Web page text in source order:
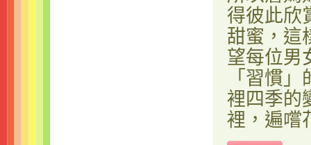
得彼此欣
甜蜜，這
望每位男
「習慣
裡四季的
裡，遍嚐